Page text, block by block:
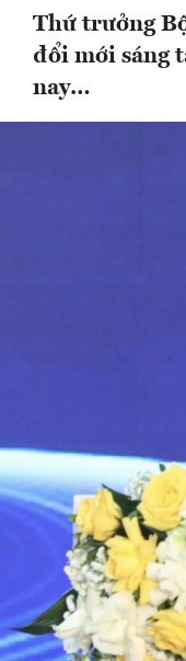
Thứ trưởng
đổi mới sáng
nay…